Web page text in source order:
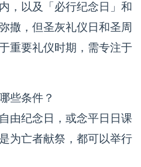
，以及「必行纪念日」和
撒，但圣灰礼仪日和圣周
重要礼仪时期，需专注于
些条件？
由纪念日，或念平日日课
为亡者献祭，都可以举行